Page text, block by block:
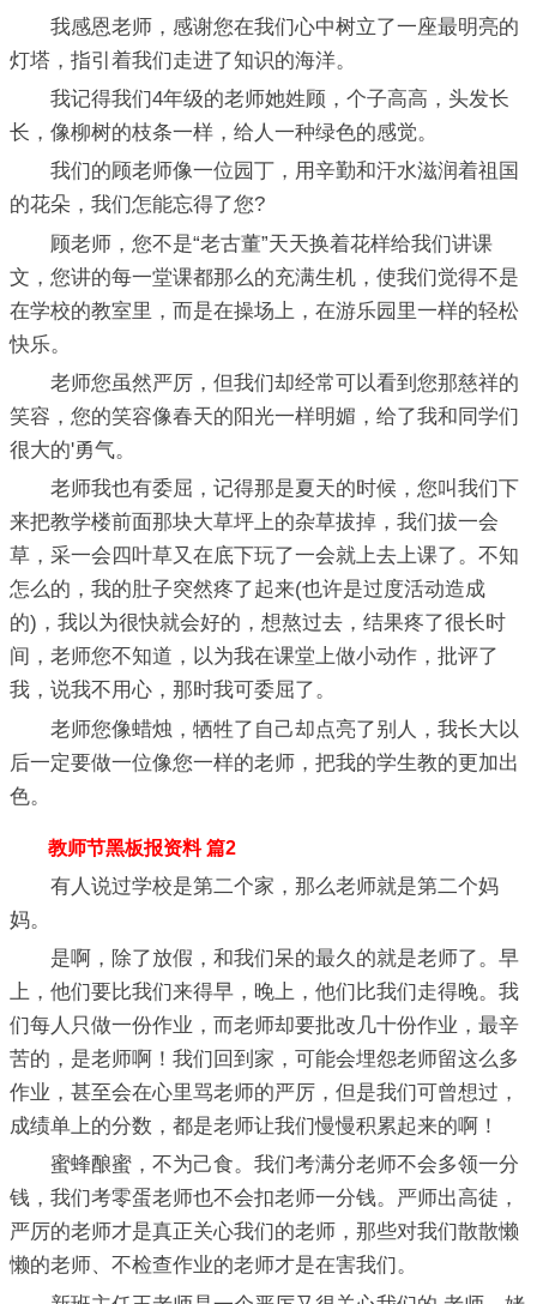
我感恩老师，感谢您在我们心中树立了一座最明亮的
灯塔，指引着我们走进了知识的海洋。
我记得我们4年级的老师她姓顾，个子高高，头发长
长，像柳树的枝条一样，给人一种绿色的感觉。
我们的顾老师像一位园丁，用辛勤和汗水滋润着祖国
的花朵，我们怎能忘得了您?
顾老师，您不是“老古董”天天换着花样给我们讲课
文，您讲的每一堂课都那么的充满生机，使我们觉得不是
在学校的教室里，而是在操场上，在游乐园里一样的轻松
快乐。
老师您虽然严厉，但我们却经常可以看到您那慈祥的
笑容，您的笑容像春天的阳光一样明媚，给了我和同学们
很大的'勇气。
老师我也有委屈，记得那是夏天的时候，您叫我们下
来把教学楼前面那块大草坪上的杂草拔掉，我们拔一会
草，采一会四叶草又在底下玩了一会就上去上课了。不知
怎么的，我的肚子突然疼了起来(也许是过度活动造成
的)，我以为很快就会好的，想熬过去，结果疼了很长时
间，老师您不知道，以为我在课堂上做小动作，批评了
我，说我不用心，那时我可委屈了。
老师您像蜡烛，牺牲了自己却点亮了别人，我长大以
后一定要做一位像您一样的老师，把我的学生教的更加出
色。
教师节黑板报资料 篇2
有人说过学校是第二个家，那么老师就是第二个妈
妈。
是啊，除了放假，和我们呆的最久的就是老师了。早
上，他们要比我们来得早，晚上，他们比我们走得晚。我
们每人只做一份作业，而老师却要批改几十份作业，最辛
苦的，是老师啊！我们回到家，可能会埋怨老师留这么多
作业，甚至会在心里骂老师的严厉，但是我们可曾想过，
成绩单上的分数，都是老师让我们慢慢积累起来的啊！
蜜蜂酿蜜，不为己食。我们考满分老师不会多领一分
钱，我们考零蛋老师也不会扣老师一分钱。严师出高徒，
严厉的老师才是真正关心我们的老师，那些对我们散散懒
懒的老师、不检查作业的老师才是在害我们。